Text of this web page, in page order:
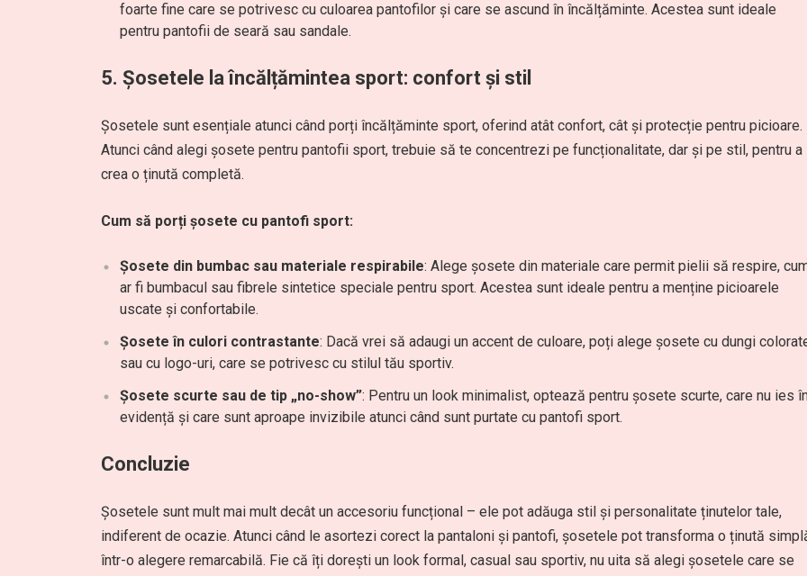
foarte fine care se potrivesc cu culoarea pantofilor și care se ascund în încălțăminte. Acestea sunt ideale
pentru pantofii de seară sau sandale.
5. Șosetele la încălțămintea sport: confort și stil
Șosetele sunt esențiale atunci când porți încălțăminte sport, oferind atât confort, cât și protecție pentru picioare.
Atunci când alegi șosete pentru pantofii sport, trebuie să te concentrezi pe funcționalitate, dar și pe stil, pentru a
crea o ținută completă.
Cum să porți șosete cu pantofi sport:
Șosete din bumbac sau materiale respirabile: Alege șosete din materiale care permit pielii să respire,
ar fi bumbacul sau fibrele sintetice speciale pentru sport. Acestea sunt ideale pentru a menține picioarele
uscate și confortabile.
Șosete în culori contrastante: Dacă vrei să adaugi un accent de culoare, poți alege șosete cu dungi
sau cu logo-uri, care se potrivesc cu stilul tău sportiv.
Șosete scurte sau de tip „no-show”: Pentru un look minimalist, optează pentru șosete scurte, care nu ies
evidență și care sunt aproape invizibile atunci când sunt purtate cu pantofi sport.
Concluzie
Șosetele sunt mult mai mult decât un accesoriu funcțional – ele pot adăuga stil și personalitate ținutelor tale,
indiferent de ocazie. Atunci când le asortezi corect la pantaloni și pantofi, șosetele pot transforma o ținută
într-o alegere remarcabilă. Fie că îți dorești un look formal, casual sau sportiv, nu uita să alegi șosetele care se